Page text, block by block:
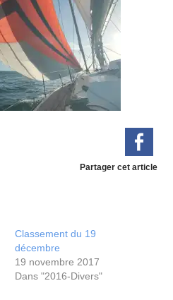
Partager cet article
Classement du 19
décembre
19 novembre 2017
Dans "2016-Divers"